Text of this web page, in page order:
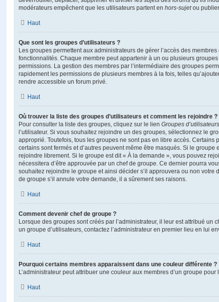
modérateurs empêchent que les utilisateurs partent en hors-sujetou
Haut
Que sont les groupes d’utilisateurs ?
Les groupes permettent aux administrateurs de gérer l’accès des
fonctionnalités. Chaque membre peut appartenir à un ou plusieurs
permissions. La gestion des membres par l’intermédiaire des groupes
rapidement les permissions de plusieurs membres à la fois, telles
rendre accessible un forum privé.
Haut
Où trouver la liste des groupes d’utilisateurs et comment les rejoindre ?
Pour consulter la liste des groupes, cliquez sur le lien Groupes d’utilisateurs
l’utilisateur. Si vous souhaitez rejoindre un des groupes, sélectionnez le
approprié. Toutefois, tous les groupes ne sont pas en libre accès. Certains
certains sont fermés et d’autres peuvent même être masqués. Si le groupe
rejoindre librement. Si le groupe est dit « À la demande », vous pouvez
nécessitera d’être approuvée par un chef de groupe. Ce dernier pourra
souhaitez rejoindre le groupe et ainsi décider s’il approuvera ou non votre
de groupe s’il annule votre demande, il a sûrement ses raisons.
Haut
Comment devenir chef de groupe ?
Lorsque des groupes sont créés par l’administrateur, il leur est attribué un
un groupe d’utilisateurs, contactez l’administrateur en premier lieu en lui
Haut
Pourquoi certains membres apparaissent dans une couleur différente ?
L’administrateur peut attribuer une couleur aux membres d’un groupe
Haut